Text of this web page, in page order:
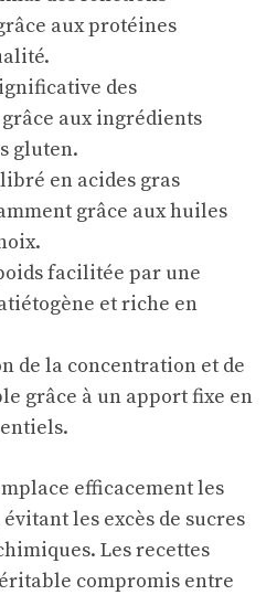
aux protéines
des
aux ingrédients
gluten.
en acides gras
grâce aux huiles
facilitée par une
et riche en
de la concentration et de
grâce à un apport fixe en
efficacement les
les excès de sucres
Les recettes
compromis entre